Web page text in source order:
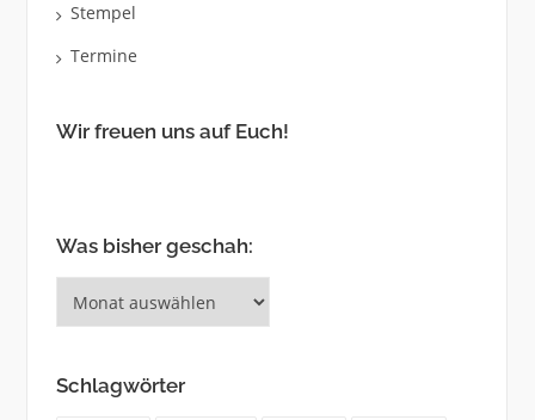
Stempel
Termine
Wir freuen uns auf Euch!
Was bisher geschah:
bisher
Schlagwörter